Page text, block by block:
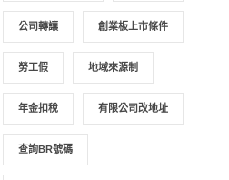
公司轉讓 創業板上市條件
勞工假 地域來源制
年金扣稅 有限公司改地址
查詢BR號碼